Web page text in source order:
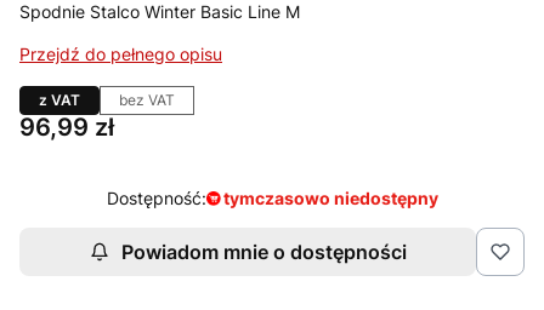
Spodnie Stalco Winter Basic Line M
Przejdź do pełnego opisu
z VAT bez VAT
Cena
96,99 zł
Dostępność: tymczasowo niedostępny
Powiadom mnie o dostępności